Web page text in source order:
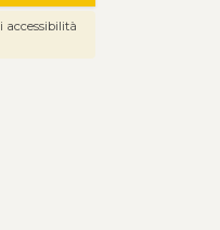
accessibilità